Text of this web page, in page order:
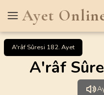
Ayet
A'râf Sûresi 182. Ayet
A'râf